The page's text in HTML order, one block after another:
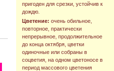
пригоден для срезки, устойчив к
дождю.
Цветение: очень обильное,
повторное, практически
непрерывное, продолжительное
до конца октября, цветки
одиночные или собраны в
соцветия, на одном цветоносе в
период массового цветения